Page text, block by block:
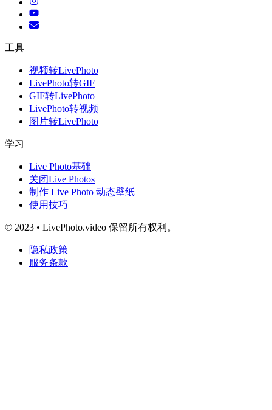
工具
视频转LivePhoto
LivePhoto转GIF
GIF转LivePhoto
LivePhoto转视频
图片转LivePhoto
学习
Live Photo基础
关闭Live Photos
制作 Live Photo 动态壁纸
使用技巧
© 2023 • LivePhoto.video 保留所有权利。
隐私政策
服务条款